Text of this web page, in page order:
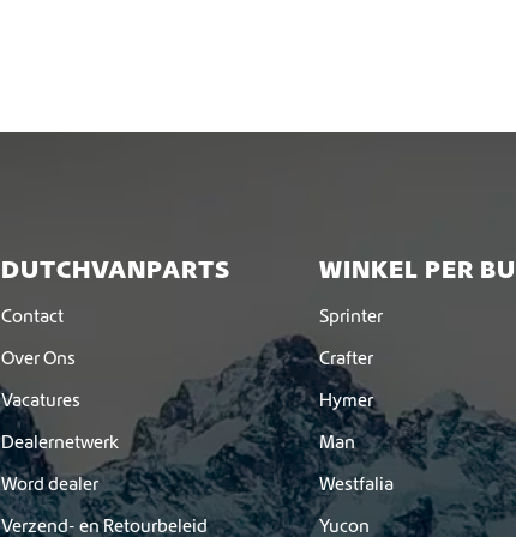
DUTCHVANPARTS
Contact
Over Ons
Vacatures
Dealernetwerk
Word dealer
Verzend- en Retourbeleid
WINKEL PER
Sprinter
Crafter
Hymer
Man
Westfalia
Yucon